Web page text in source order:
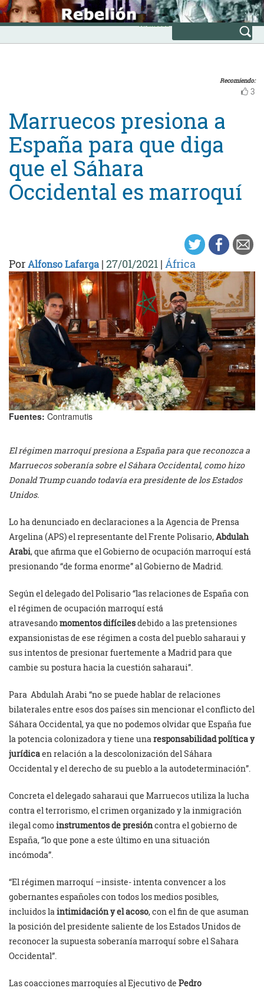
Skip
to
content
INICIO
Avanzada
Recomiendo:
3
Marruecos presiona a
España para que diga
que el Sáhara
Occidental es marroquí
PorAlfonso Lafarga | 27/01/2021 | África
Fuentes: Contramutis
El régimen marroquí presiona a España para que reconozca a
Marruecos soberanía sobre el Sáhara Occidental, como hizo
Donald Trump cuando todavía era presidente de los Estados
Unidos.
Lo ha denunciado en declaraciones a la Agencia de Prensa
Argelina (APS) el representante del Frente Polisario,Abdulah
Arabi, que afirma que el Gobierno de ocupación marroquí está
presionando “de forma enorme” al Gobierno de Madrid.
Según el delegado del Polisario “las relaciones de España con
el régimen de ocupación marroquí está
atravesandomomentos difícilesdebido a las pretensiones
expansionistas de ese régimen a costa del pueblo saharaui y
sus intentos de presionar fuertemente a Madrid para que
cambie su postura hacia la cuestión saharaui”.
Para Abdulah Arabi “no se puede hablar de relaciones
bilaterales entre esos dos países sin mencionar el conflicto del
Sáhara Occidental, ya que no podemos olvidar que España fue
la potencia colonizadora y tiene unaresponsabilidad política y
jurídicaen relación a la descolonización del Sáhara
Occidental y el derecho de su pueblo a la autodeterminación”.
Concreta el delegado saharaui que Marruecos utiliza la lucha
contra el terrorismo, el crimen organizado y la inmigración
ilegal comoinstrumentos de presióncontra el gobierno de
España, “lo que pone a este último en una situación
incómoda”.
“El régimen marroquí –insiste- intenta convencer a los
gobernantes españoles con todos los medios posibles,
incluidos laintimidación y el acoso, con el fin de que asuman
la posición del presidente saliente de los Estados Unidos de
reconocer la supuesta soberanía marroquí sobre el Sahara
Occidental”.
Las coacciones marroquíes al Ejecutivo de Pedro